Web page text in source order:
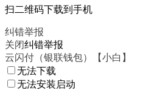
扫二维码下载到手机
纠错举报
关闭纠错举报
云闪付（银联钱包）【小白】
无法下载
无法安装启动